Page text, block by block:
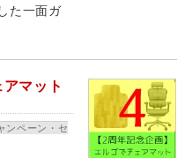
た一面ガ
マット
ンペーン・セ